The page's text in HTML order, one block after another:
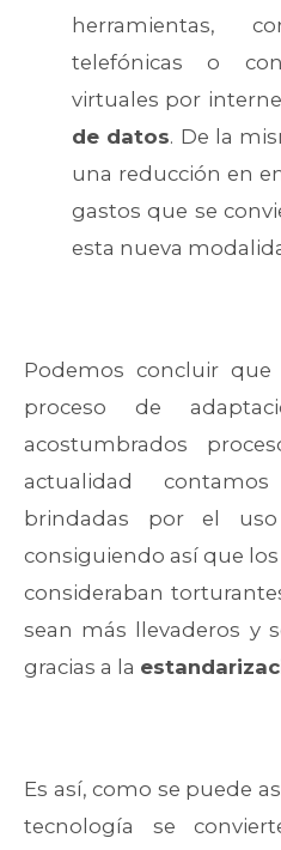
herramientas,
telefónicas o
virtuales por
de datos. De la
una reducción en
gastos que se
esta nueva
Podemos concluir
proceso de
acostumbrados
actualidad
brindadas por el
consiguiendo así que
consideraban
sean más llevaderos y
gracias a la
Es así, como se puede
tecnología se